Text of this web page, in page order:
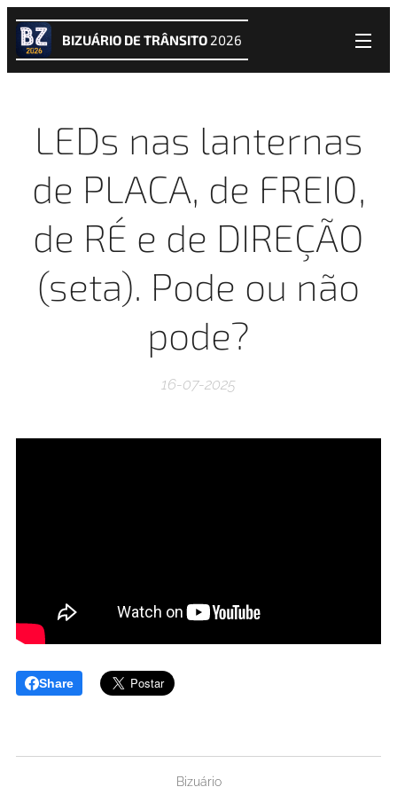
BIZUÁRIO DE TRÂNSITO 2026
LEDs nas lanternas
de PLACA, de FREIO,
de RÉ e de DIREÇÃO
(seta). Pode ou não
pode?
16-07-2025
Share
Bizuário